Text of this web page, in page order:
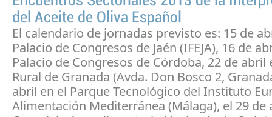
del Aceite de Oliva Español
El calendario de jornadas previsto es: 15 de
Palacio de Congresos de Jaén (IFEJA), 16 de
Palacio de Congresos de Córdoba, 22 de abril
Rural de Granada (Avda. Don Bosco 2,
abril en el Parque Tecnológico del Instituto
Alimentación Mediterránea (Málaga), el 29 de